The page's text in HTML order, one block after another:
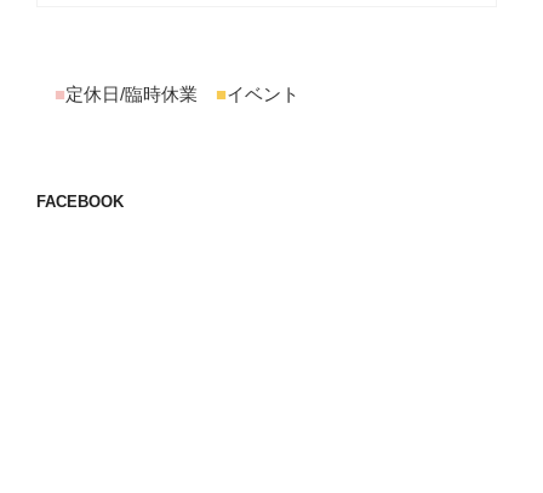
■定休日/臨時休業 ■イベント
FACEBOOK